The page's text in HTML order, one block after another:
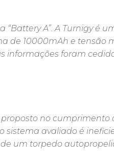
“Battery A”. A Turnigy é
de 10000mAh e tensão
informações foram
no
avaliado é
um torpedo